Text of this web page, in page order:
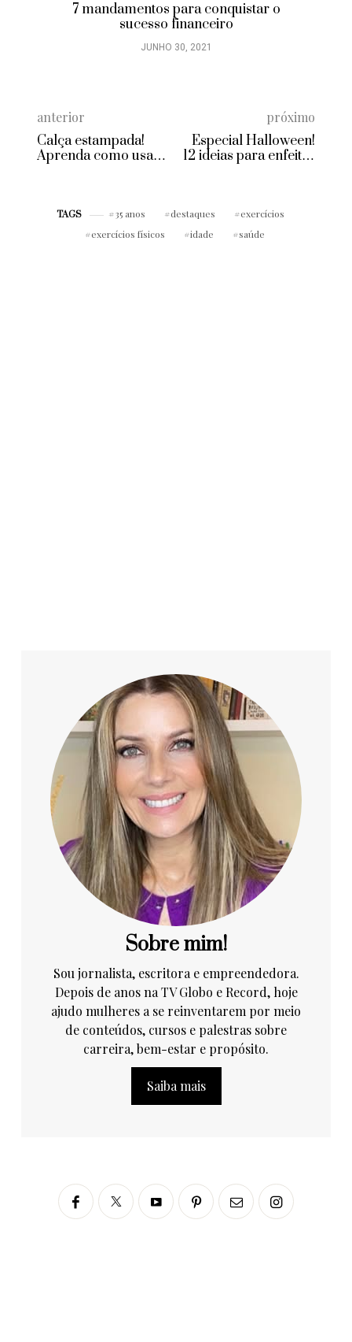
7 mandamentos para conquistar o
sucesso financeiro
JUNHO 30, 2021
anterior
Calça estampada!
Aprenda como usar
próximo
Especial Halloween!
12 ideias para enfeitar
TAGS 35 anos destaques
exercícios
exercícios físicos
idade saúde
Sobre mim!
Sou jornalista, escritora e empreendedora.
Depois de anos na TV Globo e Record, hoje
ajudo mulheres a se reinventarem por meio
de conteúdos, cursos e palestras sobre
carreira, bem-estar e propósito.
Saiba mais